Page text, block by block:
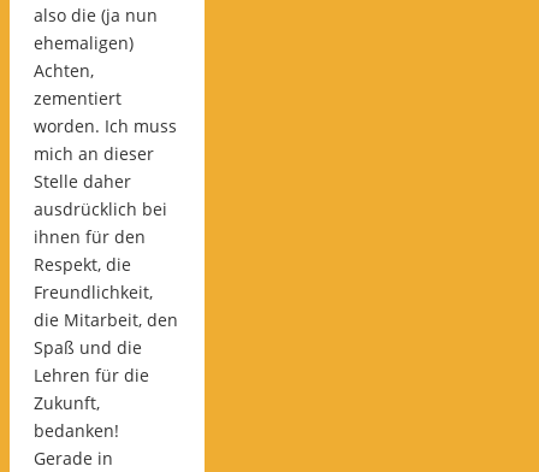
also die (ja nun
ehemaligen)
Achten,
zementiert
worden. Ich muss
mich an dieser
Stelle daher
ausdrücklich bei
ihnen für den
Respekt, die
Freundlichkeit,
die Mitarbeit, den
Spaß und die
Lehren für die
Zukunft,
bedanken!
Gerade in